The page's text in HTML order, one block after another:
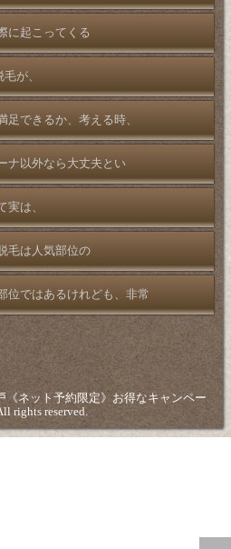
に起こってくる
が、
足できるか、考える時、
ナ以外なら大丈夫とい
実は、
毛は人気部位の
位ではあるけれども、非常
《ネット予約限定》お得なキャンペー
rights reserved.